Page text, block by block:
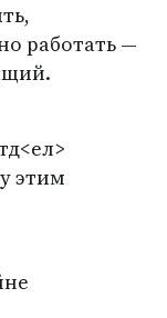
работать —
этим